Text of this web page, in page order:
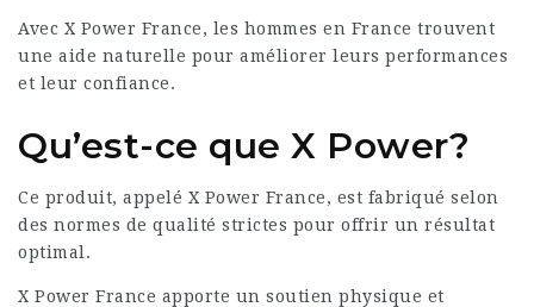
Avec X Power France, les hommes en France trouvent
une aide naturelle pour améliorer leurs performances
et leur confiance.
Qu’est-ce que X Power?
Ce produit, appelé X Power France, est fabriqué selon
des normes de qualité strictes pour offrir un résultat
optimal.
X Power France apporte un soutien physique et